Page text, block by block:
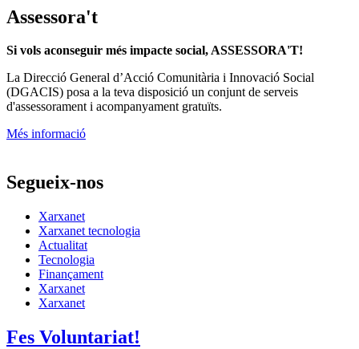
Assessora't
Si vols aconseguir més impacte social, ASSESSORA'T!
La Direcció General d’Acció Comunitària i Innovació Social
(DGACIS) posa a la teva disposició un conjunt de serveis
d'assessorament i acompanyament gratuïts.
Més informació
Segueix-nos
Xarxanet
Xarxanet tecnologia
Actualitat
Tecnologia
Finançament
Xarxanet
Xarxanet
Fes Voluntariat!